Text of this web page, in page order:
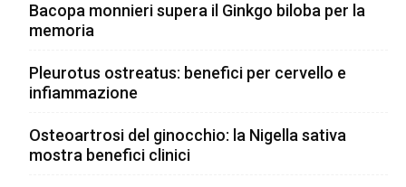
Bacopa monnieri supera il Ginkgo biloba per la
memoria
Pleurotus ostreatus: benefici per cervello e
infiammazione
Osteoartrosi del ginocchio: la Nigella sativa
mostra benefici clinici